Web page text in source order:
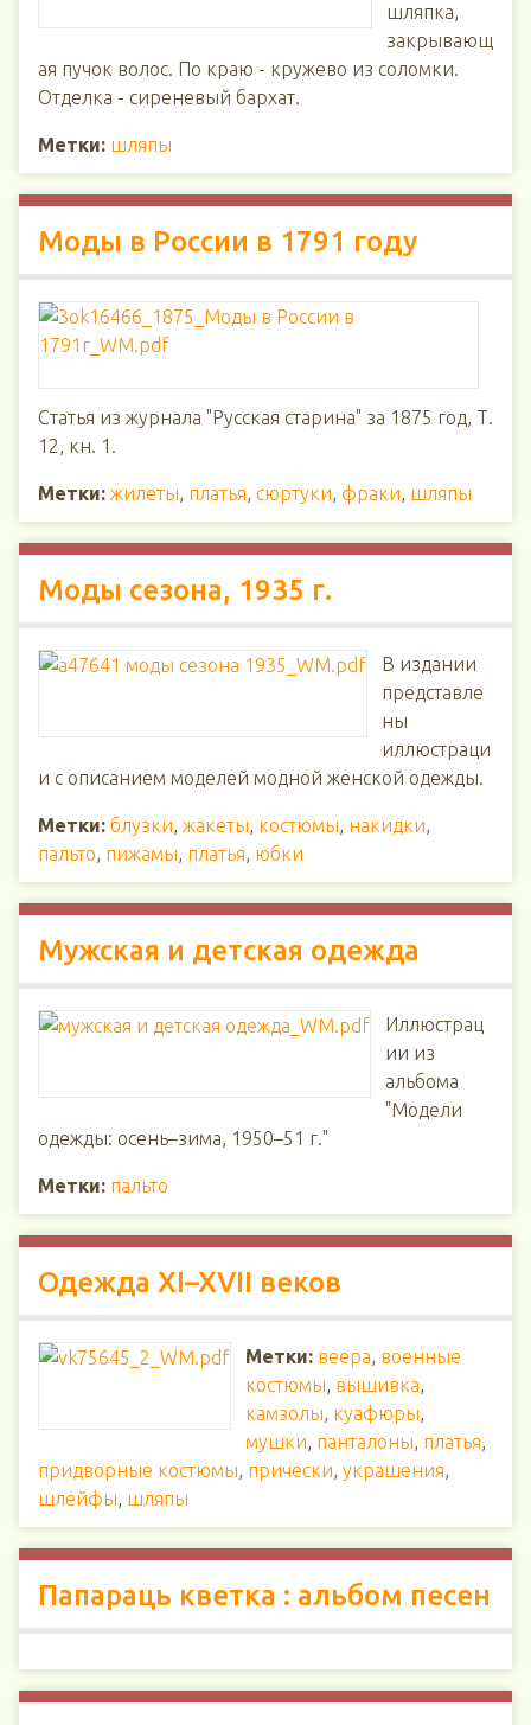
шляпка,
закрывающ
ая пучок волос. По краю - кружево из соломки.
Отделка - сиреневый бархат.
Метки: шляпы
Моды в России в 1791 году
Статья из журнала "Русская старина" за 1875 год, Т.
12, кн. 1.
Метки: жилеты, платья, сюртуки, фраки, шляпы
Моды сезона, 1935 г.
В издании
представле
ны
иллюстраци
и с описанием моделей модной женской одежды.
Метки: блузки, жакеты, костюмы, накидки,
пальто, пижамы, платья, юбки
Мужская и детская одежда
Иллюстрац
ии из
альбома
"Модели
одежды: осень–зима, 1950–51 г."
Метки: пальто
Одежда XI–XVII веков
Метки: веера, военные
костюмы, вышивка,
камзолы, куафюры,
мушки, панталоны, платья,
придворные костюмы, прически, украшения,
шлейфы, шляпы
Папараць кветка : альбом песен